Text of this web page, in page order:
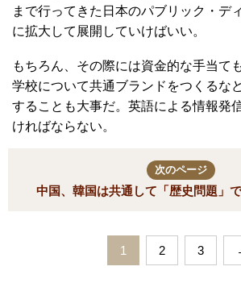
まで行ってきた日本のパブリック・デ
に拡大して展開していけばいい。
もちろん、その際には資金的な手当て
学校について共通ブランドをつくるな
することも大事だ。英語による情報発
ければならない。
次のページ
中国、韓国は共通して「歴史問題」
1 2 3